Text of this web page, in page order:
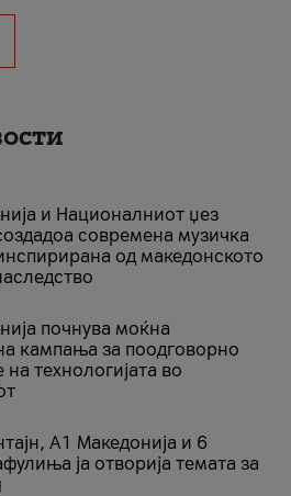
и Националниот џез
современа музичка
од македонското
почнува моќна
кампања за поодговорно
технологијата во
A1 Македонија и 6
ја отворија темата за